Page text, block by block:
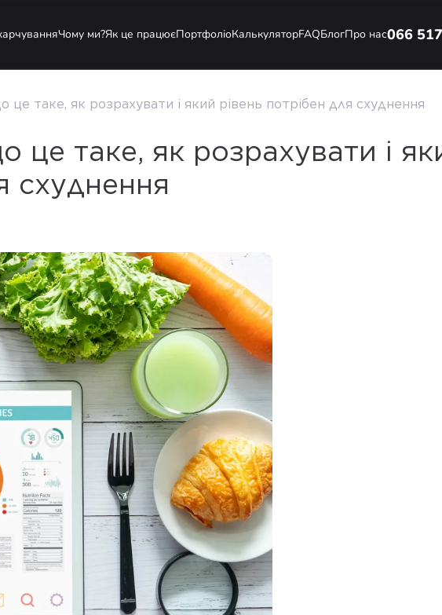
Чому ми?Як це працюєПортфоліоКалькуляторFAQБлогПро нас066
це таке, як розрахувати і який рівень потрібен для схуднення
це таке, як розрахувати і
схуднення